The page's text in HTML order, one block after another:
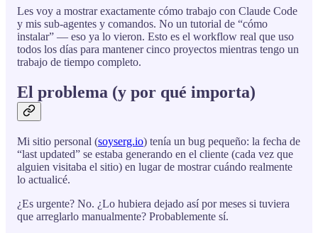
Les voy a mostrar exactamente cómo trabajo con Claude Code
y mis sub-agentes y comandos. No un tutorial de “cómo
instalar” — eso ya lo vieron. Esto es el workflow real que uso
todos los días para mantener cinco proyectos mientras tengo un
trabajo de tiempo completo.
El problema (y por qué importa)
Mi sitio personal (soyserg.io) tenía un bug pequeño: la fecha de
“last updated” se estaba generando en el cliente (cada vez que
alguien visitaba el sitio) en lugar de mostrar cuándo realmente
lo actualicé.
¿Es urgente? No. ¿Lo hubiera dejado así por meses si tuviera
que arreglarlo manualmente? Probablemente sí.